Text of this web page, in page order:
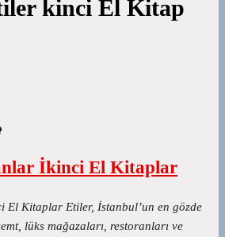
kinci El Kitap
İkinci El Kitaplar
Kitaplar Etiler, İstanbul’un en gözde
lüks mağazaları, restoranları ve